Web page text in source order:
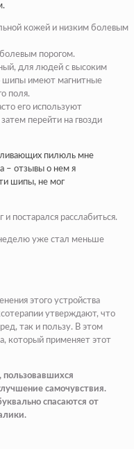
кожей и низким болевым
порогом.
для людей с высоким
шипы имеют магнитные
поля.
его используют
перейти на гвозди
пилюль мне
– отзывы о нем я
шипы, не мог
постарался расслабиться.
уже стал меньше
этого устройства
утверждают, что
так и пользу. В этом
который применяет этот
самочувствия.
спасаются от